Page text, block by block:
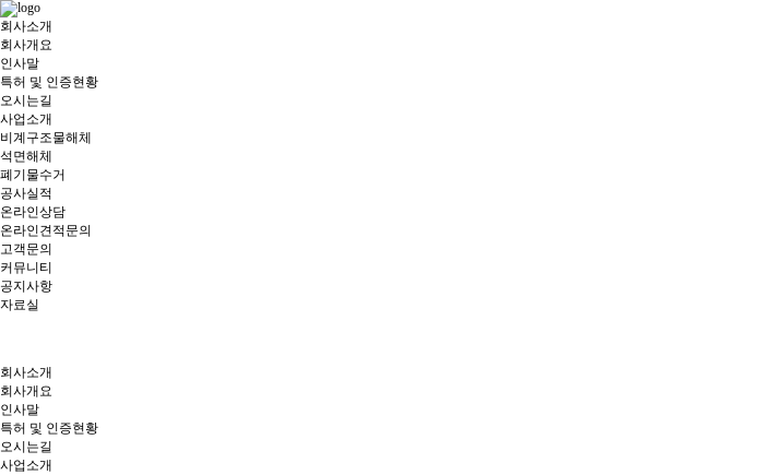
회사소개
회사개요
인사말
특허 및 인증현황
오시는길
사업소개
비계구조물해체
석면해체
폐기물수거
공사실적
온라인상담
온라인견적문의
고객문의
커뮤니티
공지사항
자료실
회사소개
회사개요
인사말
특허 및 인증현황
오시는길
사업소개